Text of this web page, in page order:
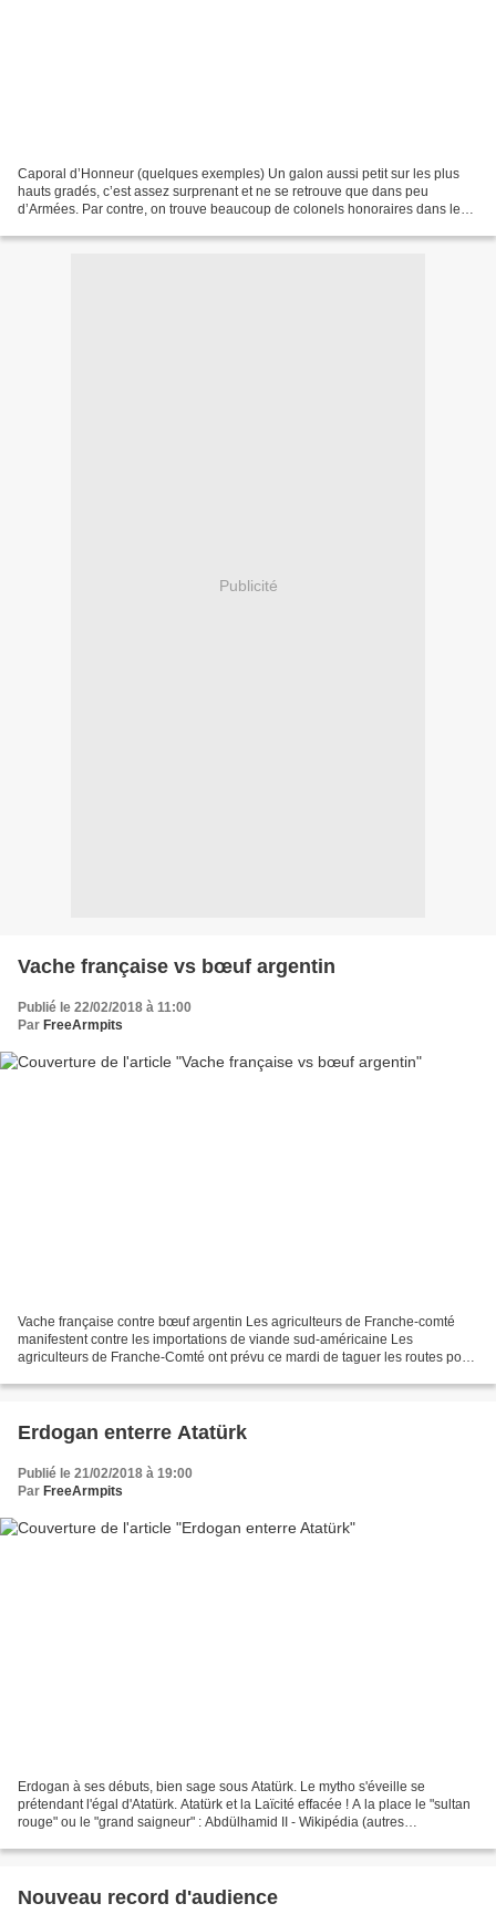
Caporal d’Honneur (quelques exemples) Un galon aussi petit sur les plus
hauts gradés, c’est assez surprenant et ne se retrouve que dans peu
d’Armées. Par contre, on trouve beaucoup de colonels honoraires dans le
Publicité
Vache française vs bœuf argentin
Publié le 22/02/2018 à 11:00
Par FreeArmpits
Vache française contre bœuf argentin Les agriculteurs de Franche-comté
manifestent contre les importations de viande sud-américaine Les
agriculteurs de Franche-Comté ont prévu ce mardi de taguer les routes pour
Erdogan enterre Atatürk
Publié le 21/02/2018 à 19:00
Par FreeArmpits
Erdogan à ses débuts, bien sage sous Atatürk. Le mytho s'éveille se
prétendant l'égal d'Atatürk. Atatürk et la Laïcité effacée ! A la place le "sultan
rouge" ou le "grand saigneur" : Abdülhamid II - Wikipédia (autres
Nouveau record d'audience